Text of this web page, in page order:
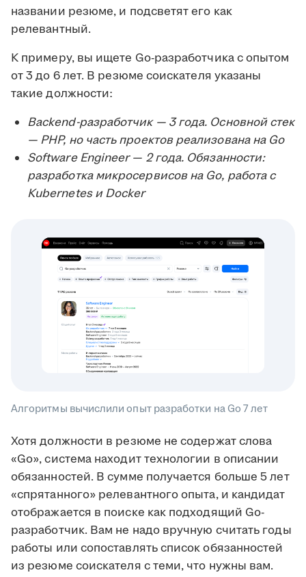
названии резюме, и подсветят его как
релевантный.
К примеру, вы ищете Go-разработчика с опытом
от 3 до 6 лет. В резюме соискателя указаны
такие должности:
Backend-разработчик — 3 года. Основной стек
— PHP, но часть проектов реализована на Go
Software Engineer — 2 года. Обязанности:
разработка микросервисов на Go, работа с
Kubernetes и Docker
Алгоритмы вычислили опыт разработки на Go 7 лет
Хотя должности в резюме не содержат слова
«Go», система находит технологии в описании
обязанностей. В сумме получается больше 5 лет
«спрятанного» релевантного опыта, и кандидат
отображается в поиске как подходящий Go-
разработчик. Вам не надо вручную считать годы
работы или сопоставлять список обязанностей
из резюме соискателя с теми, что нужны вам.